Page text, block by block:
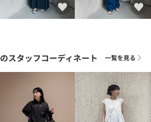
のスタッフコーディネート 一覧を見る